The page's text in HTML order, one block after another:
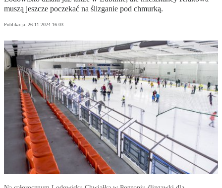
muszą jeszcze poczekać na ślizganie pod chmurką.
Publikacja: 26.11.2024 16:03